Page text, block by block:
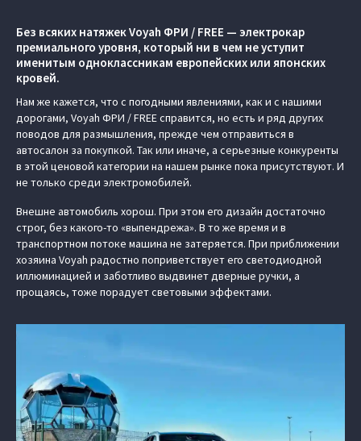
Без всяких натяжек Voyah ФРИ / FREE — электрокар
премиального уровня, который ни в чем не уступит
именитым одноклассникам европейских или японских
кровей.
Нам же кажется, что с погодными явлениями, как и с нашими
дорогами, Voyah ФРИ / FREE справится, но есть и ряд других
поводов для размышления, прежде чем отправиться в
автосалон за покупкой. Так или иначе, а серьезные конкуренты
в этой ценовой категории на нашем рынке пока присутствуют. И
не только среди электромобилей.
Внешне автомобиль хорош. При этом его дизайн достаточно
строг, без какого-то «выпендрежа». В то же время и в
транспортном потоке машина не затеряется. При приближении
хозяина Voyah радостно поприветствует его светодиодной
иллюминацией и заботливо выдвинет дверные ручки, а
прощаясь, тоже порадует световыми эффектами.